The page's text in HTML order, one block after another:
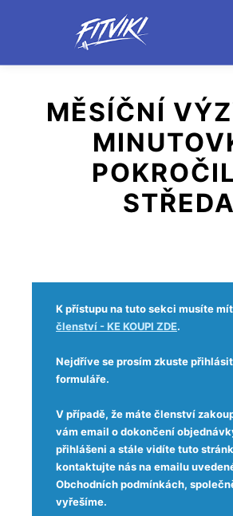
MĚSÍČNÍ
STŘEDA
K přístupu na tuto sekci musíte
členství - KE KOUPI ZDE.
Nejdříve se prosím zkuste
formuláře.
V případě, že máte členství
vám email o dokončení
přihlášeni a stále vidíte tuto
kontaktujte nás na emailu
Obchodních podmínkách,
vyřešíme.